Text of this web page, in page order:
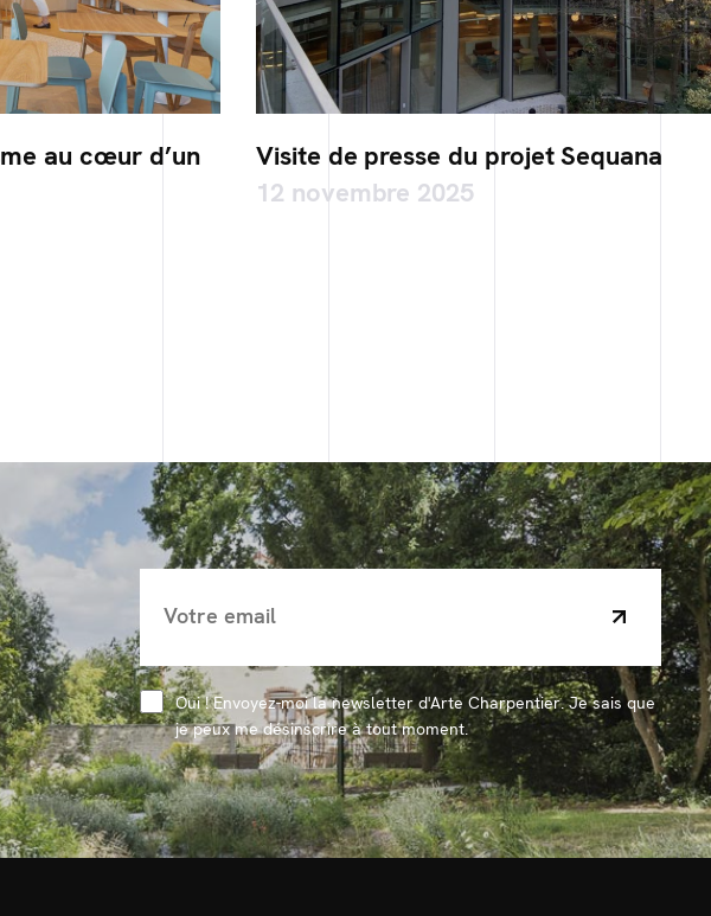
au cœur d’un
Visite de presse du projet Sequana
12 novembre 2025
Oui ! Envoyez-moi la newsletter d'Arte Charpentier. Je sais que
je peux me désinscrire à tout moment.